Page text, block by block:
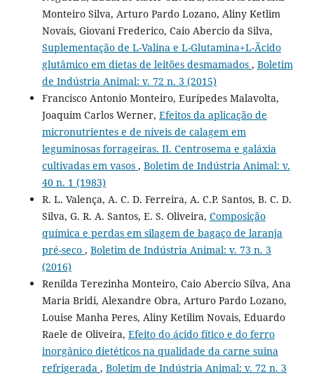
Monteiro Silva, Arturo Pardo Lozano, Aliny Ketlim
Novais, Giovani Frederico, Caio Abercio da Silva,
Suplementação de L-Valina e L-Glutamina+L-Ãcido
glutâmico em dietas de leitões desmamados , Boletim
de Indústria Animal: v. 72 n. 3 (2015)
Francisco Antonio Monteiro, Eurípedes Malavolta,
Joaquim Carlos Werner, Efeitos da aplicação de
micronutrientes e de níveis de calagem em
leguminosas forrageiras. II. Centrosema e galáxia
cultivadas em vasos , Boletim de Indústria Animal: v.
40 n. 1 (1983)
R. L. Valença, A. C. D. Ferreira, A. C.P. Santos, B. C. D.
Silva, G. R. A. Santos, E. S. Oliveira, Composição
química e perdas em silagem de bagaço de laranja
pré-seco , Boletim de Indústria Animal: v. 73 n. 3
(2016)
Renilda Terezinha Monteiro, Caio Abercio Silva, Ana
Maria Bridi, Alexandre Obra, Arturo Pardo Lozano,
Louise Manha Peres, Aliny Ketilim Novais, Eduardo
Raele de Oliveira, Efeito do ácido fítico e do ferro
inorgânico dietéticos na qualidade da carne suina
refrigerada , Boletim de Indústria Animal: v. 72 n. 3